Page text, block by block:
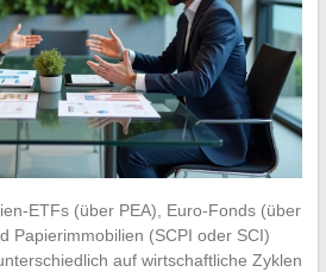
ETFs (über PEA), Euro-Fonds (über
Papierimmobilien (SCPI oder SCI)
auf wirtschaftliche Zyklen